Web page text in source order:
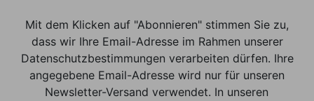
Mit dem Klicken auf "Abonnieren" stimmen Sie zu,
dass wir Ihre Email-Adresse im Rahmen unserer
Datenschutzbestimmungen verarbeiten dürfen. Ihre
angegebene Email-Adresse wird nur für unseren
Newsletter-Versand verwendet. In unseren